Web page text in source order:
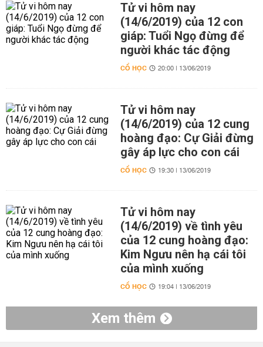
Tử vi hôm nay
(14/6/2019) của 12 con
giáp: Tuổi Ngọ đừng để
người khác tác động
CỔ HỌC 20:00 | 13/06/2019
Tử vi hôm nay
(14/6/2019) của 12 cung
hoàng đạo: Cự Giải đừng
gây áp lực cho con cái
CỔ HỌC 19:30 | 13/06/2019
Tử vi hôm nay
(14/6/2019) về tình yêu
của 12 cung hoàng đạo:
Kim Ngưu nên hạ cái tôi
của mình xuống
CỔ HỌC 19:04 | 13/06/2019
Xem thêm